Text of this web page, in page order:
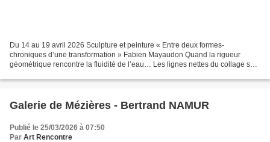
Du 14 au 19 avril 2026 Sculpture et peinture « Entre deux formes-
chroniques d’une transformation » Fabien Mayaudon Quand la rigueur
géométrique rencontre la fluidité de l’eau… Les lignes nettes du collage se
Galerie de Mézières - Bertrand NAMUR
Publié le 25/03/2026 à 07:50
Par Art Rencontre